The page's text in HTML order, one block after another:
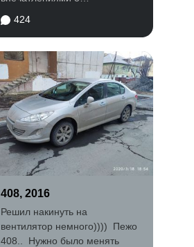
Выбор. Откатав...
424
408, 2016
Решил накинуть на
вентилятор немного)))) Пежо
408.. Нужно было менять